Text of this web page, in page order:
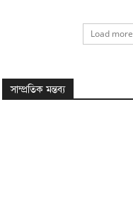
Load more
সাম্প্রতিক মন্তব্য